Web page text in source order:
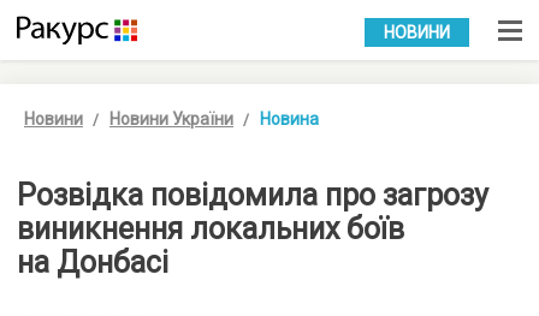
УКР РУС
НОВИНИ
Новини Новини України Новина
Розвідка повідомила про загрозу
виникнення локальних боїв
на Донбасі